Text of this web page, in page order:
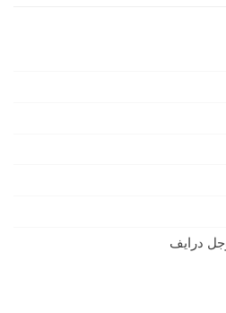
درايف